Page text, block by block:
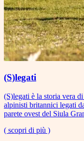
(S)legati
(S)legati è la storia vera
alpinisti britannici legati
parete ovest del Siula
( scopri di più )